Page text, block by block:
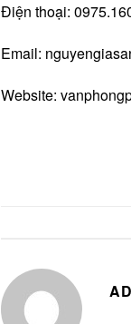
Điện thoại:
Email:
Website: